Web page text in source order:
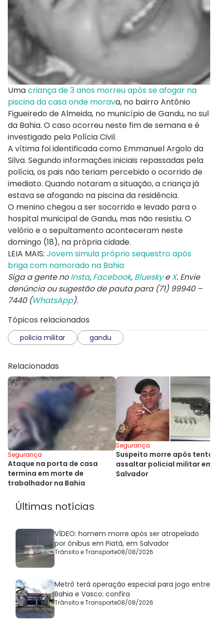
Umacriança de 3 anos morreu após se afogar na
piscina da casa onde morava, no bairro Antônio
Figueiredo de Almeida, no município de Gandu, no sul
da Bahia. O caso ocorreu neste fim de semana e é
investigado pela Polícia Civil.
A vítima foi identificada como Emmanuel Argolo da
Silva. Segundo informações iniciais repassadas pela
polícia, os pais não teriam percebido o ocorrido de
imediato. Quando notaram a situação, a criança já
estava se afogando na piscina da residência.
O menino chegou a ser socorrido e levado para o
hospital municipal de Gandu, mas não resistiu. O
velório e o sepultamento aconteceram neste
domingo (18), na própria cidade.
LEIA MAIS: Jovem simula próprio sequestro após
briga com namorado na Bahia
Siga a gente noInsta, Facebook, BlueskyeX. Envie
denúncia ou sugestão de pauta para (71) 99940 –
7440 (WhatsApp).
Tópicos relacionados
policia militar gandu
Relacionadas
Segurança
Ataque na porta de casa
termina em morte de
trabalhador na Bahia
Segurança
Suspeito morre após tentar
assaltar policial militar em
Salvador
Últimas notícias
VÍDEO: homem morre após ser atropelado
por ônibus em Piatã, em Salvador
Trânsito e Transporte08/08/2026
Metrô terá operação especial para jogo entre
Bahia e Vasco; confira
Trânsito e Transporte08/08/2026